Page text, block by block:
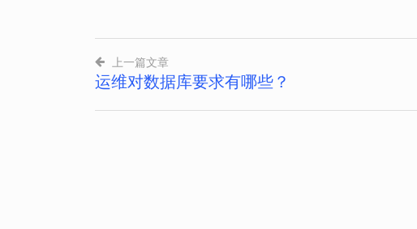
文
章
上一篇文章
运维对数据库要求有哪些？